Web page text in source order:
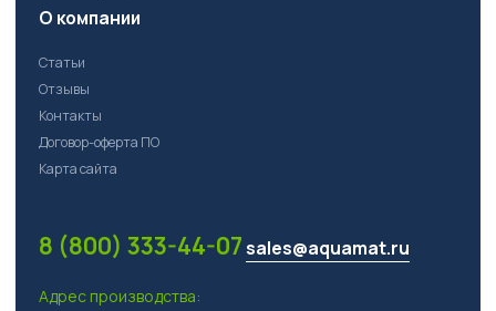
О компании
Статьи
Отзывы
Контакты
Договор-оферта ПО
Карта сайта
8 (800) 333-44-07sales@aquamat.ru
Адрес производства: